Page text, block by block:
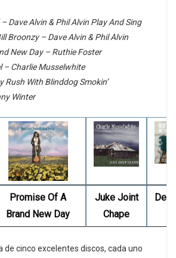
Dave Alvin & Phil Alvin Play And Sing
Broonzy – Dave Alvin & Phil Alvin
New Day – Ruthie Foster
– Charlie Musselwhite
Rush With Blinddog Smokin’
Winter
Promise Of A
Brand New Day
Juke Joint
Chape
de cinco excelentes discos, cada uno